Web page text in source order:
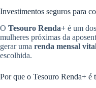
Investimentos seguros para
O Tesouro Renda+ é um
mulheres próximas da
gerar uma renda mensal
escolhida.
Por que o Tesouro Renda+ é